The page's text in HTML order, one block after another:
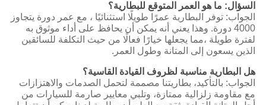
السؤال: ما هو العمر المتوقع للبطارية؟
الجواب: توفر البطارية عمرًا طويلًا استثنائيًا ، مع عمر دورة يتجاوز
4000 دورة. وهذا يعني أنه يمكن أن يحافظ على أداء موثوق به
لفترة طويلة ،مما يجعلها خيارًا فعالًا من حيث التكلفة للسائقين
الذين يسعون إلى المتانة وطول العمر.
هل البطارية مناسبة لظروف القيادة القاسية؟
الجواب: بالتأكيد، بطاريتنا مصممة لتحمل الصدمات والاهتزازات
مع مقاومة زلزالية ممتازة، وتلبي معايير صارمة للسيارات من